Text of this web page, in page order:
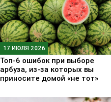
17 ИЮЛЯ 2026
Топ-6 ошибок при выборе
арбуза, из-за которых вы
приносите домой «не тот»